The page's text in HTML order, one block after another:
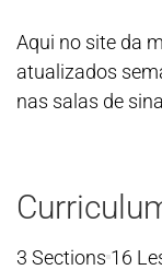
Aqui no site da
atualizados
nas salas de
3 Sections 16